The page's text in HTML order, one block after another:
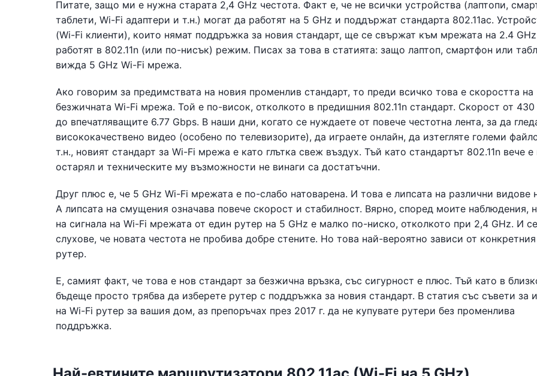
Питате, защо ми е нужна старата 2,4 GHz честота. Факт е, че не всички устройства (лаптопи,
таблети, Wi-Fi адаптери и т.н.) могат да работят на 5 GHz и поддържат стандарта 802.11ac.
(Wi-Fi клиенти), които нямат поддръжка за новия стандарт, ще се свържат към мрежата на 2.4
работят в 802.11n (или по-нисък) режим. Писах за това в статията: защо лаптоп, смартфон или
вижда 5 GHz Wi-Fi мрежа.
Ако говорим за предимствата на новия променлив стандарт, то преди всичко това е скоростта на
безжичната Wi-Fi мрежа. Той е по-висок, отколкото в предишния 802.11n стандарт. Скорост от
до впечатляващите 6.77 Gbps. В наши дни, когато се нуждаете от повече честотна лента, за да
висококачествено видео (особено по телевизорите), да играете онлайн, да изтегляте големи
т.н., новият стандарт за Wi-Fi мрежа е като глътка свеж въздух. Тъй като стандартът 802.11n вече
остарял и техническите му възможности не винаги са достатъчни.
Друг плюс е, че 5 GHz Wi-Fi мрежата е по-слабо натоварена. И това е липсата на различни видове
А липсата на смущения означава повече скорост и стабилност. Вярно, според моите наблюдения,
на сигнала на Wi-Fi мрежата от един рутер на 5 GHz е малко по-ниско, отколкото при 2,4 GHz. И
слухове, че новата честота не пробива добре стените. Но това най-вероятно зависи от
рутер.
Е, самият факт, че това е нов стандарт за безжична връзка, със сигурност е плюс. Тъй като в
бъдеще просто трябва да изберете рутер с поддръжка за новия стандарт. В статия със съвети за
на Wi-Fi рутер за вашия дом, аз препоръчах през 2017 г. да не купувате рутери без променлива
поддръжка.